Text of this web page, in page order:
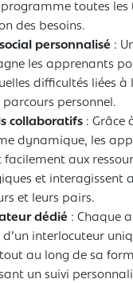
toutes les
des besoins.
personnalisé :
les apprenants
difficultés liées
personnel.
collaboratifs : Grâce
dynamique, les
facilement aux
et interagissent
et leurs pairs.
dédié : Chaque
d’un interlocuteur
au long de sa
un suivi